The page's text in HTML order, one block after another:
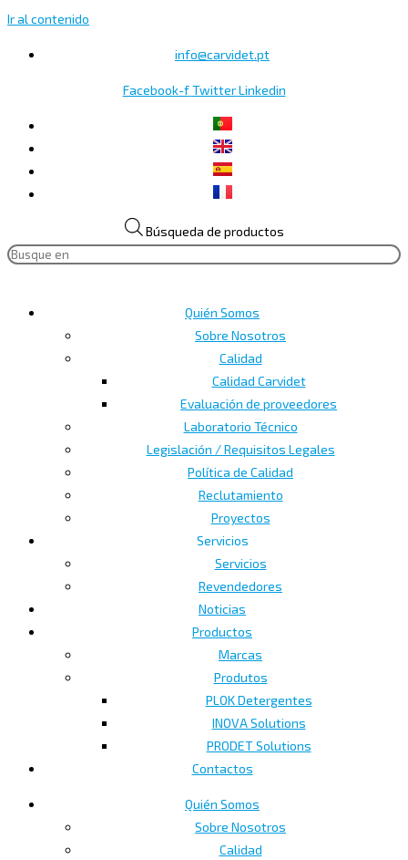
Ir al contenido
info@carvidet.pt
Facebook-f Twitter Linkedin
Búsqueda de productos
Quién Somos
Sobre Nosotros
Calidad
Calidad Carvidet
Evaluación de proveedores
Laboratorio Técnico
Legislación / Requisitos Legales
Política de Calidad
Reclutamiento
Proyectos
Servicios
Servicios
Revendedores
Noticias
Productos
Marcas
Produtos
PLOK Detergentes
INOVA Solutions
PRODET Solutions
Contactos
Quién Somos
Sobre Nosotros
Calidad